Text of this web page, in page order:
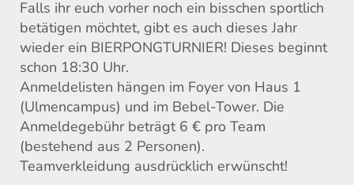
Falls ihr euch vorher noch ein bisschen sportlich
betätigen möchtet, gibt es auch dieses Jahr
wieder ein BIERPONGTURNIER! Dieses beginnt
schon 18:30 Uhr.
Anmeldelisten hängen im Foyer von Haus 1
(Ulmencampus) und im Bebel-Tower. Die
Anmeldegebühr beträgt 6 € pro Team
(bestehend aus 2 Personen).
Teamverkleidung ausdrücklich erwünscht!